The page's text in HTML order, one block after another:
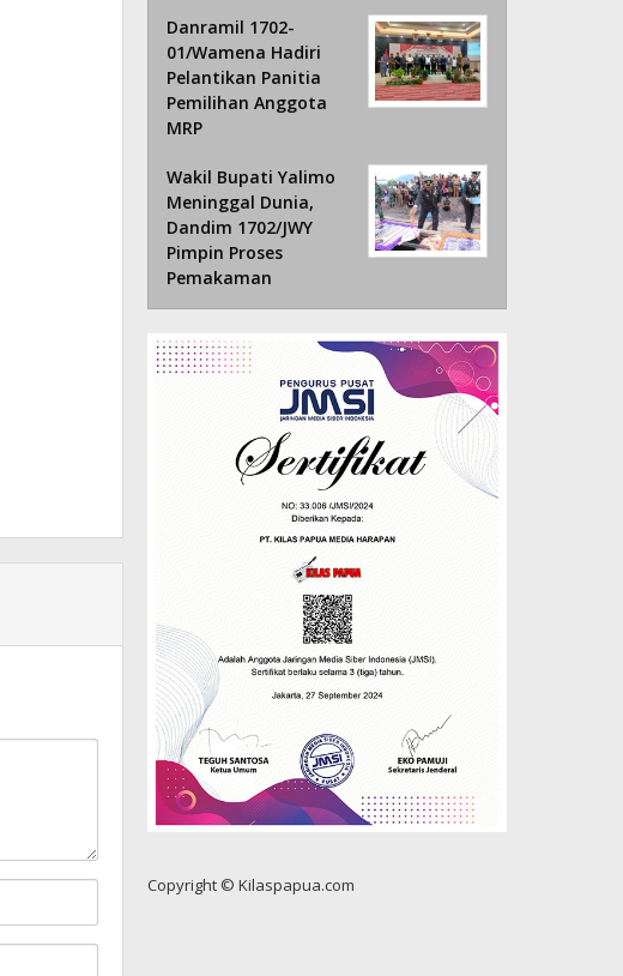
Danramil 1702-
01/Wamena Hadiri
Pelantikan Panitia
Pemilihan Anggota
MRP
Wakil Bupati Yalimo
Meninggal Dunia,
Dandim 1702/JWY
Pimpin Proses
Pemakaman
Copyright © Kilaspapua.com